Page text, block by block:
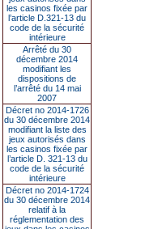
les casinos fixée par
l’article D.321-13 du
code de la sécurité
intérieure
Arrêté du 30
décembre 2014
modifiant les
dispositions de
l’arrêté du 14 mai
2007
Décret no 2014-1726
du 30 décembre 2014
modifiant la liste des
jeux autorisés dans
les casinos fixée par
l’article D. 321-13 du
code de la sécurité
intérieure
Décret no 2014-1724
du 30 décembre 2014
relatif à la
réglementation des